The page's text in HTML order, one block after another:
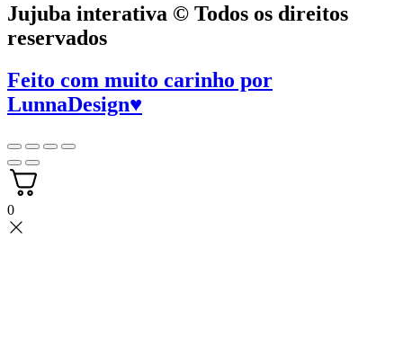
Jujuba interativa © Todos os direitos
reservados
Feito com muito carinho por
LunnaDesign♥
0